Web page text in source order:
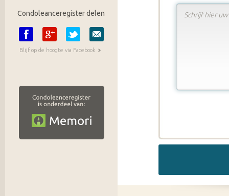
Condoleanceregister delen
Blijf op de hoogte via Facebook